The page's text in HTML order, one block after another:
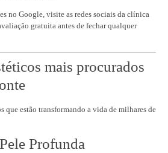
no Google, visite as redes sociais da clínica
gratuita antes de fechar qualquer
mais procurados
que estão transformando a vida de milhares de
Profunda